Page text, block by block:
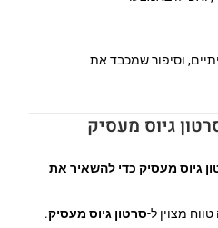
וסיפור שמכבד את
גיוס מעסיק
גיוס מעסיק כדי להשאיר את
סרטון גיוס מעסיק.